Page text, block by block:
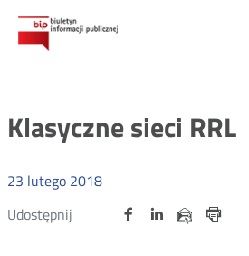
Klasyczne sieci RRL
23 lutego 2018
Udostępnij
Udostępnij
Otwórz Udostępnij
na
OtwórzUdostępnij
na
OtwórzUdostępnij
przez